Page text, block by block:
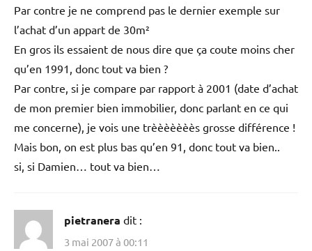
Par contre je ne comprend pas le dernier exemple sur
l’achat d’un appart de 30m²
En gros ils essaient de nous dire que ça coute moins cher
qu’en 1991, donc tout va bien ?
Par contre, si je compare par rapport à 2001 (date d’achat
de mon premier bien immobilier, donc parlant en ce qui
me concerne), je vois une trèèèèèèès grosse différence !
Mais bon, on est plus bas qu’en 91, donc tout va bien..
si, si Damien… tout va bien…
pietranera dit :
3 mai 2007 à 00:11